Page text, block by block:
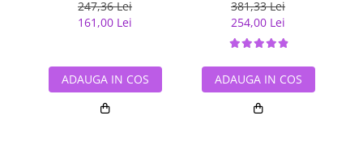
247,36 Lei
161,00 Lei
ADAUGA IN COS
381,33 Lei
254,00 Lei
ADAUGA IN COS